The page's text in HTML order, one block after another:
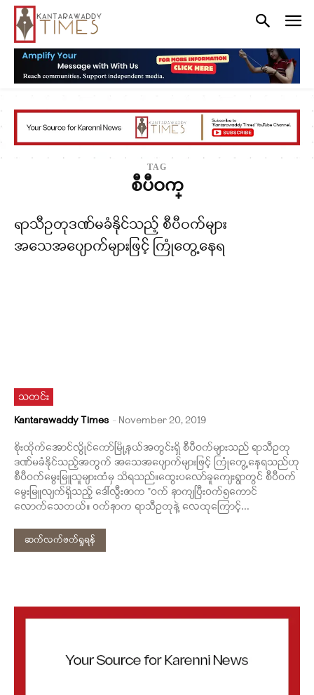
TAG
စီပီဝက္
ရာသီဥတုဒဏ်မခံနိုင်သည့် စီပီဝက်များ
အသေအပျောက်များဖြင့် ကြုံတွေ့နေရ
သတင်း
Kantarawaddy Times - November 20, 2019
စိုးထိုက်အောင်လွိုင်ကော်မြို့နယ်အတွင်းရှိ စီပီဝက်များသည် ရာသီဥတု
ဒဏ်မခံနိုင်သည့်အတွက် အသေအပျောက်များဖြင့် ကြုံတွေ့နေရသည်ဟု
စီပီဝက်မွေးမြူသူများထံမှ သိရသည်။ထွေးပလော်ခူကျေးရွာတွင် စီပီဝက်
မွေးမြူလျက်ရှိသည့် ဒေါ်လွီးဇာက "ဝက် နာကျပြီးဝက်၅ကောင်
လောက်သေတယ်။ ဝက်နာက ရာသီဥတုနဲ့ လေထုကြောင့်...
ဆက်လက်ဖတ်ရှုရန်